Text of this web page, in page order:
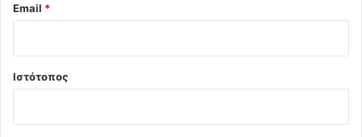
Email *
Ιστότοπος